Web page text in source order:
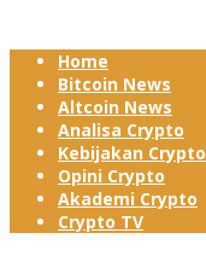
Home
Bitcoin News
Altcoin News
Analisa Crypto
Kebijakan Crypto
Opini Crypto
Akademi Crypto
Crypto TV